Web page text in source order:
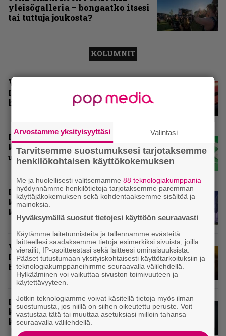
yleisögalleria – bongaatko itsesi
tai tuttuja joukosta?
KOLUMNIT
Vuoden 2025 raskaimmat –
Infernon toimituskunnan
henkilökohtaiset suosikit
Inferno valikoi vuoden 2025
kovimmat levyt – tässä
ulkomaisten kärkikymmenikkö
Inferno valitsi vuoden 2025
kovimmat levyt – tässä kotimaan
kärkikymmenikkö
Vuoden 2024 raskaimmat – tässä
Infernon toimituskunnan
henkilökohtaiset kärkiviisikot
Inferno valitsi vuoden 2024
kovimmat albumit – tässä
kotimaisten kymmenen parasta
Arvostamme yksityisyyttäsi Valintasi
Tarvitsemme suostumuksesi tarjotaksemme
henkilökohtaisen käyttökokemuksen
Me ja huolellisesti valitsemamme88 teknologiakumppania
hyödynnämme henkilötietoja tarjotaksemme paremman
käyttäjäkokemuksen sekä kohdentaaksemme sisältöä ja
mainoksia.
Hyväksymällä suostut tietojesi käyttöön seuraavasti
Käytämme laitetunnisteita ja tallennamme evästeitä
laitteellesi saadaksemme tietoja esimerkiksi sivuista, joilla
vierailit, IP-osoitteestasi sekä laitteesi ominaisuuksista.
Pääset tutustumaan yksityiskohtaisesti käyttötarkoituksiin ja
teknologiakumppaneihimme seuraavalla välilehdellä.
Hylkääminen voi vaikuttaa sivuston toimivuuteen ja
käytettävyyteen.
Jotkin teknologiamme voivat käsitellä tietoja myös ilman
suostumusta, jos niillä on siihen oikeutettu peruste. Voit
vastustaa tätä tai muuttaa asetuksiasi milloin tahansa
seuraavalla välilehdellä.